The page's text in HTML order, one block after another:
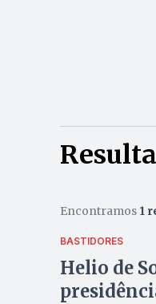
Encontramos 1
BASTIDORES
Helio de